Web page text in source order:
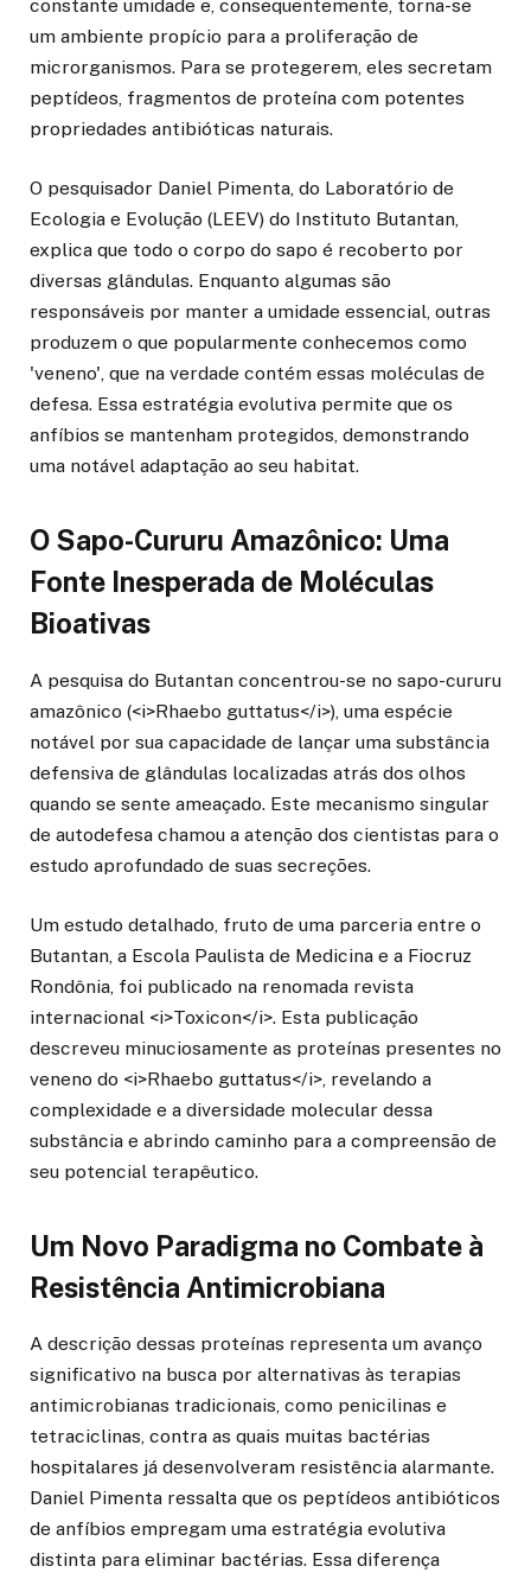
constante umidade e, consequentemente, torna-se
um ambiente propício para a proliferação de
microrganismos. Para se protegerem, eles secretam
peptídeos, fragmentos de proteína com potentes
propriedades antibióticas naturais.
O pesquisador Daniel Pimenta, do Laboratório de
Ecologia e Evolução (LEEV) do Instituto Butantan,
explica que todo o corpo do sapo é recoberto por
diversas glândulas. Enquanto algumas são
responsáveis por manter a umidade essencial, outras
produzem o que popularmente conhecemos como
'veneno', que na verdade contém essas moléculas de
defesa. Essa estratégia evolutiva permite que os
anfíbios se mantenham protegidos, demonstrando
uma notável adaptação ao seu habitat.
O Sapo-Cururu Amazônico: Uma
Fonte Inesperada de Moléculas
Bioativas
A pesquisa do Butantan concentrou-se no sapo-cururu
amazônico (<i>Rhaebo guttatus</i>), uma espécie
notável por sua capacidade de lançar uma substância
defensiva de glândulas localizadas atrás dos olhos
quando se sente ameaçado. Este mecanismo singular
de autodefesa chamou a atenção dos cientistas para o
estudo aprofundado de suas secreções.
Um estudo detalhado, fruto de uma parceria entre o
Butantan, a Escola Paulista de Medicina e a Fiocruz
Rondônia, foi publicado na renomada revista
internacional <i>Toxicon</i>. Esta publicação
descreveu minuciosamente as proteínas presentes no
veneno do <i>Rhaebo guttatus</i>, revelando a
complexidade e a diversidade molecular dessa
substância e abrindo caminho para a compreensão de
seu potencial terapêutico.
Um Novo Paradigma no Combate à
Resistência Antimicrobiana
A descrição dessas proteínas representa um avanço
significativo na busca por alternativas às terapias
antimicrobianas tradicionais, como penicilinas e
tetraciclinas, contra as quais muitas bactérias
hospitalares já desenvolveram resistência alarmante.
Daniel Pimenta ressalta que os peptídeos antibióticos
de anfíbios empregam uma estratégia evolutiva
distinta para eliminar bactérias. Essa diferença